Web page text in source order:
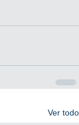
Ver todo